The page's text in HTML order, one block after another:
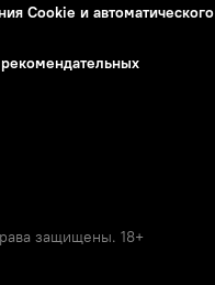
Cookie и автоматического
защищены. 18+